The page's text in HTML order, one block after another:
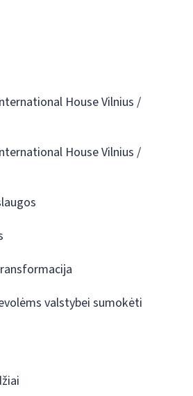
House Vilnius /
House Vilnius /
valstybei sumokėti